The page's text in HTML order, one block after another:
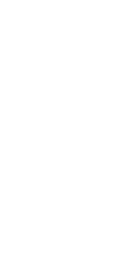
角翔起、颜永烈，重新拾起主持
钮釦代表著什麽意思呢？喜欢金